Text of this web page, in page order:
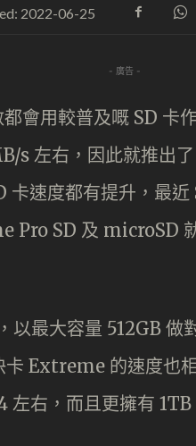
2022-06-25
- 廣告 -
會用較普及嘅 SD 卡
s 左右，因此就推出
卡速度都有提升，最
Pro SD 及 microSD
最大容量 512GB 做
Extreme 的速度也
左右，而且更擁有